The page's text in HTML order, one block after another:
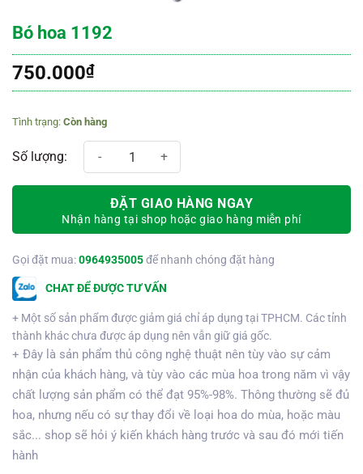
Bó hoa 1192
750.000₫
Còn hàng
Bó hoa 1192 số lượng
ĐẶT GIAO HÀNG NGAY
Nhận hàng tại shop hoặc giao hàng miễn phí
Gọi đặt mua:0964935005để nhanh chóng đặt hàng
CHAT ĐỂ ĐƯỢC TƯ VẤN
+ Một số sản phẩm được giảm giá chỉ áp dụng tại TPHCM. Các tỉnh
thành khác chưa được áp dụng nên vẫn giữ giá gốc.
+ Đây là sản phẩm thủ công nghệ thuật nên tùy vào sự cảm
nhận của khách hàng, và tùy vào các mùa hoa trong năm vì vậy
chất lượng sản phẩm có thể đạt 95%-98%. Thông thường sẽ đủ
hoa, nhưng nếu có sự thay đổi về loại hoa do mùa, hoặc màu
sắc... shop sẽ hỏi ý kiến khách hàng trước và sau đó mới tiến
hành